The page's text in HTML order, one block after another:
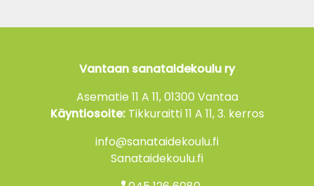
Vantaan sanataidekoulu ry
Asematie 11 A 11, 01300 Vantaa
Käyntiosoite:Tikkuraitti 11 A 11, 3. kerros
info@sanataidekoulu.fi
Sanataidekoulu.fi